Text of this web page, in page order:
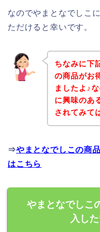
なのでやまとなでしこ
ただけると幸いです。
ちなみに下
の商品がお
ましたよ♪
に興味のあ
されてみて
⇒やまとなでしこの商
はこちら
やまとなでしこ
入し